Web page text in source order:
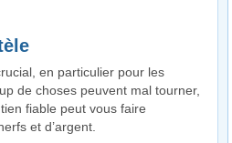
en particulier pour les
de choses peuvent mal tourner,
fiable peut vous faire
et d’argent.